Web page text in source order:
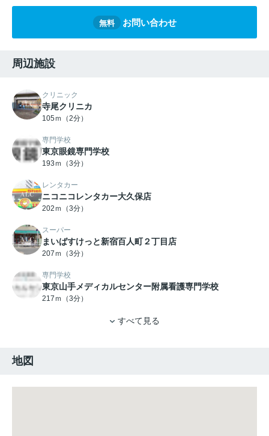
無料 お問い合わせ
周辺施設
クリニック
寺尾クリニカ
105ｍ（2分）
専門学校
東京眼鏡専門学校
193ｍ（3分）
レンタカー
ニコニコレンタカー大久保店
202ｍ（3分）
スーパー
まいばすけっと新宿百人町２丁目店
207ｍ（3分）
専門学校
東京山手メディカルセンター附属看護専門学校
217ｍ（3分）
すべて見る
地図